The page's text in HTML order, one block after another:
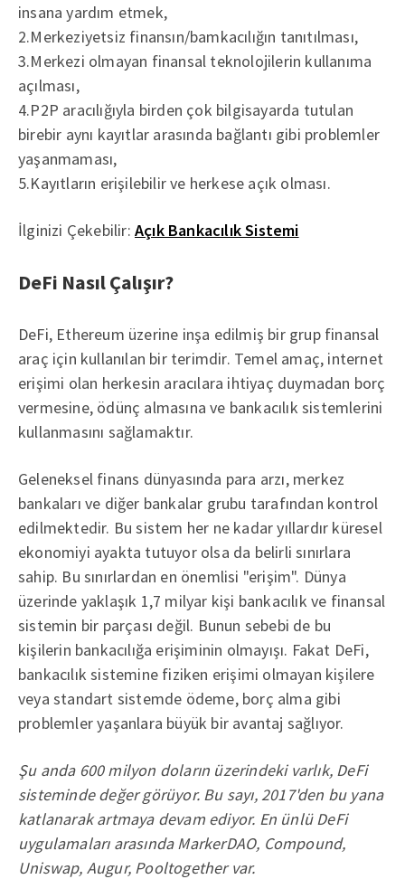
insana yardım etmek,
2.Merkeziyetsiz finansın/bamkacılığın tanıtılması,
3.Merkezi olmayan finansal teknolojilerin kullanıma
açılması,
4.P2P aracılığıyla birden çok bilgisayarda tutulan
birebir aynı kayıtlar arasında bağlantı gibi problemler
yaşanmaması,
5.Kayıtların erişilebilir ve herkese açık olması.
İlginizi Çekebilir: Açık Bankacılık Sistemi
DeFi Nasıl Çalışır?
DeFi, Ethereum üzerine inşa edilmiş bir grup finansal
araç için kullanılan bir terimdir. Temel amaç, internet
erişimi olan herkesin aracılara ihtiyaç duymadan borç
vermesine, ödünç almasına ve bankacılık sistemlerini
kullanmasını sağlamaktır.
Geleneksel finans dünyasında para arzı, merkez
bankaları ve diğer bankalar grubu tarafından kontrol
edilmektedir. Bu sistem her ne kadar yıllardır küresel
ekonomiyi ayakta tutuyor olsa da belirli sınırlara
sahip. Bu sınırlardan en önemlisi "erişim". Dünya
üzerinde yaklaşık 1,7 milyar kişi bankacılık ve finansal
sistemin bir parçası değil. Bunun sebebi de bu
kişilerin bankacılığa erişiminin olmayışı. Fakat DeFi,
bankacılık sistemine fiziken erişimi olmayan kişilere
veya standart sistemde ödeme, borç alma gibi
problemler yaşanlara büyük bir avantaj sağlıyor.
Şu anda 600 milyon doların üzerindeki varlık, DeFi
sisteminde değer görüyor. Bu sayı, 2017'den bu yana
katlanarak artmaya devam ediyor. En ünlü DeFi
uygulamaları arasında MarkerDAO, Compound,
Uniswap, Augur, Pooltogether var.